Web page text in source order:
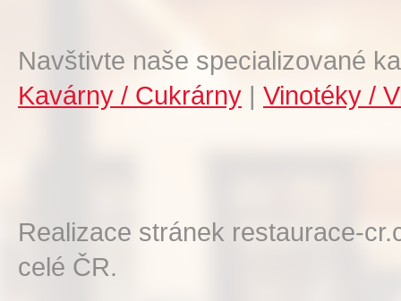
Navštivte naše specializované
Kavárny / Cukrárny | Vinotéky /
Realizace stránek restaurace-
celé ČR.